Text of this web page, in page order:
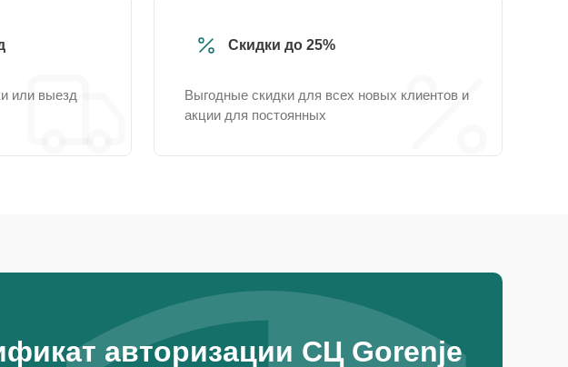
или выезд
Скидки до 25%
Выгодные скидки для всех новых клиентов и
акции для постоянных
авторизации СЦ Gorenje